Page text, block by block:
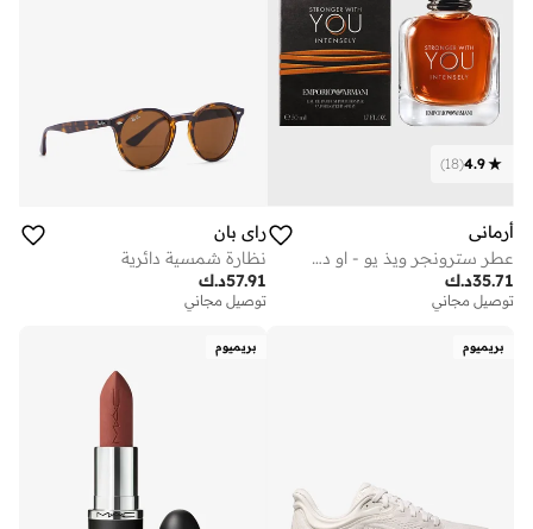
4.9
(
18
)
أرماني
عطر سترونجر ويذ يو - او دو بارفان 50 مل
د.ك35.71
توصيل مجاني
راي بان
نظارة شمسية دائرية
د.ك57.91
توصيل مجاني
بريميوم بريميوم